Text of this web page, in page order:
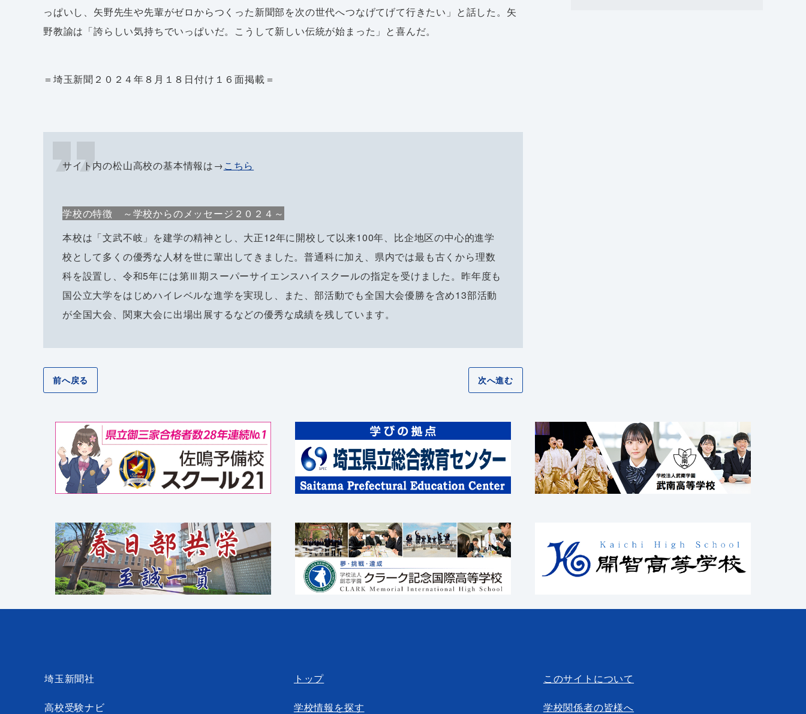
っぱいし、矢野先生や先輩がゼロからつくった新聞部を次の世代へつなげてげて行きたい」と話した。矢
野教諭は「誇らしい気持ちでいっぱいだ。こうして新しい伝統が始まった」と喜んだ。
＝埼玉新聞２０２４年８月１８日付け１６面掲載＝
サイト内の松山高校の基本情報は→こちら
学校の特徴 ～学校からのメッセージ２０２４～
本校は「文武不岐」を建学の精神とし、大正12年に開校して以来100年、比企地区の中心的進学
校として多くの優秀な人材を世に輩出してきました。普通科に加え、県内では最も古くから理数
科を設置し、令和5年には第Ⅲ期スーパーサイエンスハイスクールの指定を受けました。昨年度も
国公立大学をはじめハイレベルな進学を実現し、また、部活動でも全国大会優勝を含め13部活動
が全国大会、関東大会に出場出展するなどの優秀な成績を残しています。
前へ戻る 次へ進む
埼玉新聞社
高校受験ナビ
トップ
学校情報を探す
このサイトについて
学校関係者の皆様へ